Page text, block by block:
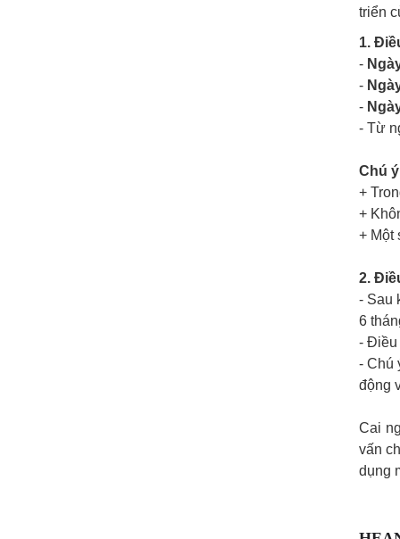
triển
1.
-
-
-
- Từ
Chú
+
+
+ Một
2.
- Sau
6
- Điều
- Chú
động
Cai
vấn
dụng